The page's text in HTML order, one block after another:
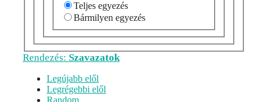
Teljes egyezés
Bármilyen egyezés
Rendezés: Szavazatok
Legújabb elől
Legrégebbi elől
Random